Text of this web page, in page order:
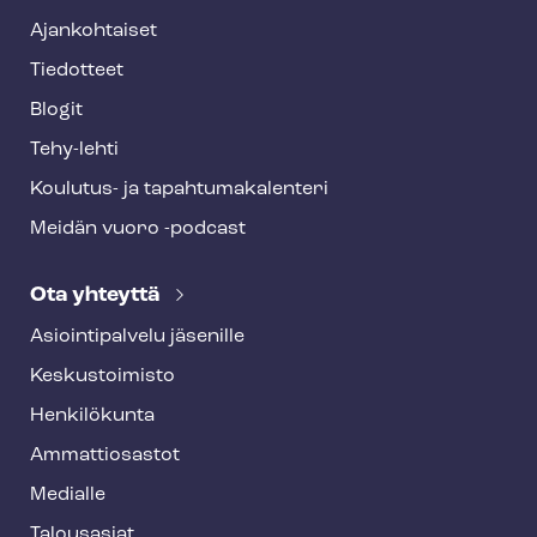
Ajankohtaiset
Tiedotteet
Blogit
Tehy-lehti
Koulutus- ja ta­pah­tu­ma­ka­len­te­ri
Meidän vuoro -podcast
Ota yhteyttä
Asioin­ti­pal­ve­lu jäsenille
Keskustoimisto
Henkilökunta
Ammattiosastot
Medialle